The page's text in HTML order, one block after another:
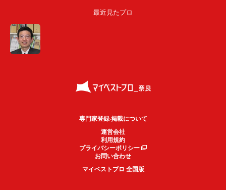
最近見たプロ
専門家登録·掲載について
運営会社
利用規約
プライバシーポリシー
お問い合わせ
マイベストプロ 全国版